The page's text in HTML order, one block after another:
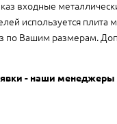
входные
используется
по Вашим размерам.
- наши